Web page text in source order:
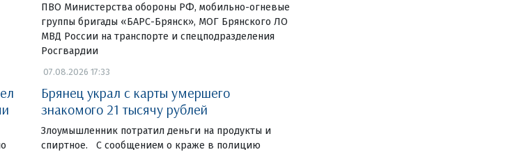
ПВО Министерства обороны РФ, мобильно-огневые
группы бригады «БАРС-Брянск», МОГ Брянского ЛО
МВД России на транспорте и спецподразделения
Росгвардии
07.08.2026 17:33
Брянец украл с карты умершего
знакомого 21 тысячу рублей
Злоумышленник потратил деньги на продукты и
спиртное. С сообщением о краже в полицию